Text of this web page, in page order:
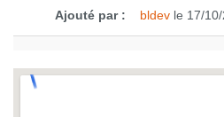
Ajouté par : bldev le 17/